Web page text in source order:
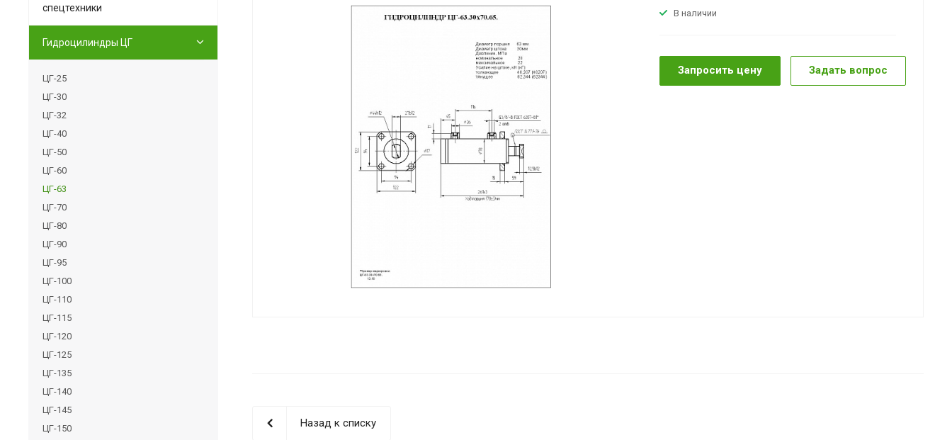
В наличии
Запросить цену Задать вопрос
Назад к списку
спецтехники
Гидроцилиндры ЦГ
ЦГ-25
ЦГ-30
ЦГ-32
ЦГ-40
ЦГ-50
ЦГ-60
ЦГ-63
ЦГ-70
ЦГ-80
ЦГ-90
ЦГ-95
ЦГ-100
ЦГ-110
ЦГ-115
ЦГ-120
ЦГ-125
ЦГ-135
ЦГ-140
ЦГ-145
ЦГ-150